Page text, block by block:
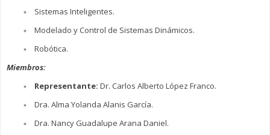
Sistemas Inteligentes.
Modelado y Control de Sistemas Dinámicos.
Robótica.
Miembros:
Representante: Dr. Carlos Alberto López Franco.
Dra. Alma Yolanda Alanis García.
Dra. Nancy Guadalupe Arana Daniel.